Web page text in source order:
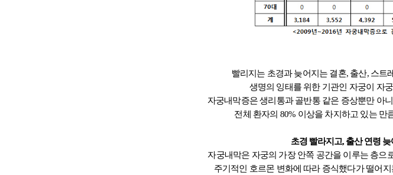
빨리지는 초경과 늦어지는 결혼, 출산, 스
생명의 잉태를 위한 기관인 자궁이 자
자궁내막증은 생리통과 골반통 같은 증상뿐만 아
전체 환자의 80% 이상을 차지하고 있는 만
초경 빨라지고, 출산 연령
자궁내막은 자궁의 가장 안쪽 공간을 이루는 층으
주기적인 호르몬 변화에 따라 증식했다가 떨어